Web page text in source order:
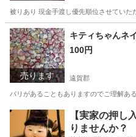
被りあり 現金手渡し優先順位させてい
福岡 遠賀郡 100均
売ります
キティちゃんネ
100円
遠賀郡
バリがあることもありますのでご理解あ
福岡 遠賀郡 その他 キティ
【実家の押し
りませんか？